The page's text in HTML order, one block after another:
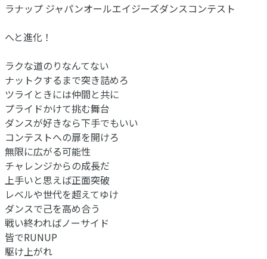
ラナップ ジャパンオールエイジーズダンスコンテスト
へと進化！
ラクな道のりなんてない
ナットクするまで突き詰めろ
ツライときには仲間と共に
プライドかけて挑む舞台
ダンスが好きなら下手でもいい
コンテストへの扉を開けろ
無限に広がる可能性
チャレンジからの成長だ
上手いと思えば正面突破
レベルや世代を超えてゆけ
ダンスで己を高め合う
戦い終わればノーサイド
皆でRUNUP
駆け上がれ